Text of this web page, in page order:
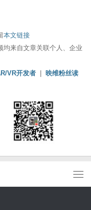
本文链接
均来自文章关联个人、企业
VR开发者
映维粉丝读